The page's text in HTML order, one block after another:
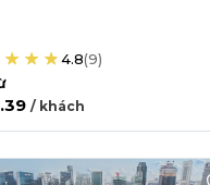
4.8(9)
/ khách